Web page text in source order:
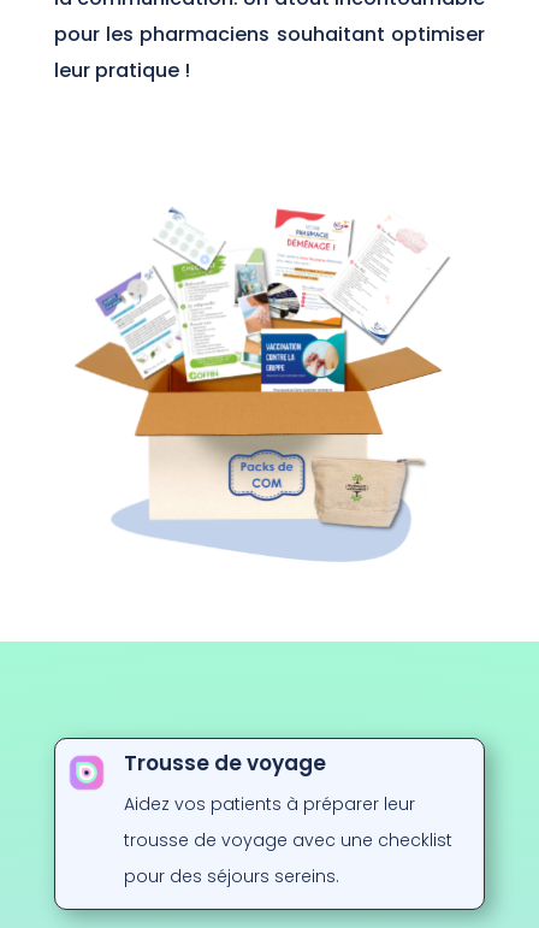
pour les pharmaciens souhaitant optimiser
leur pratique !
Trousse de voyage
Aidez vos patients à préparer leur
trousse de voyage avec une checklist
pour des séjours sereins.